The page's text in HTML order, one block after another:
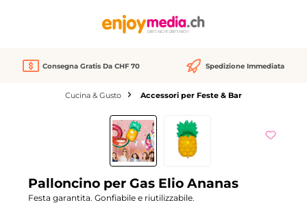
Consegna Gratis Da CHF 70 Spedizione Immediata
Cucina & Gusto Accessori per Feste & Bar
Salta la galleria di immagini
Palloncino per Gas Elio Ananas
Festa garantita. Gonfiabile e riutilizzabile.